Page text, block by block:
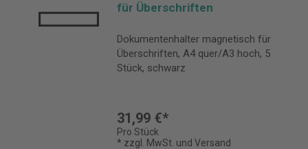
für Überschriften
Dokumentenhalter magnetisch für
Überschriften, A4 quer/A3 hoch, 5
Stück, schwarz
31,99 €*
Pro Stück
* zzgl. MwSt. und Versand